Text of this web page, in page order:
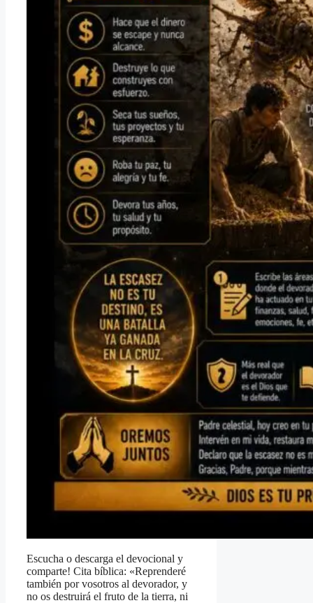
Escucha o descarga el devocional y
comparte! Cita bíblica: «Reprenderé
también por vosotros al devorador, y
no os destruirá el fruto de la tierra, ni